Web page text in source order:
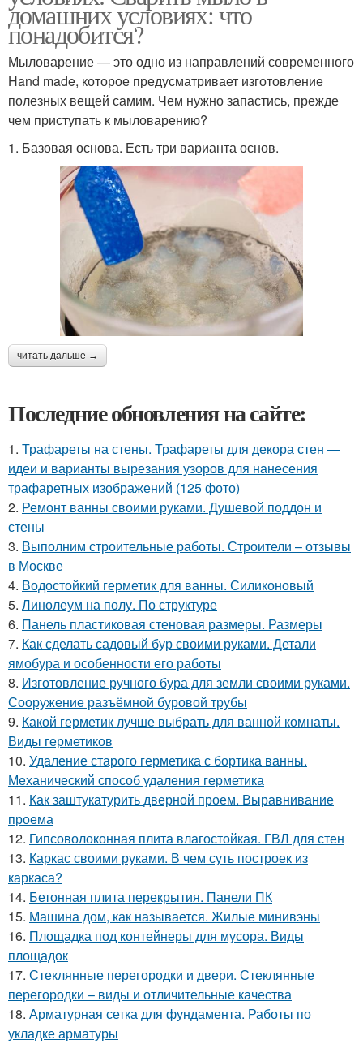
домашних условиях: что
понадобится?
Мыловарение — это одно из направлений современного
Hand made, которое предусматривает изготовление
полезных вещей самим. Чем нужно запастись, прежде
чем приступать к мыловарению?
1. Базовая основа. Есть три варианта основ.
читать дальше →
Последние обновления на сайте:
1. Трафареты на стены. Трафареты для декора стен —
идеи и варианты вырезания узоров для нанесения
трафаретных изображений (125 фото)
2. Ремонт ванны своими руками. Душевой поддон и
стены
3. Выполним строительные работы. Строители – отзывы
в Москве
4. Водостойкий герметик для ванны. Силиконовый
5. Линолеум на полу. По структуре
6. Панель пластиковая стеновая размеры. Размеры
7. Как сделать садовый бур своими руками. Детали
ямобура и особенности его работы
8. Изготовление ручного бура для земли своими руками.
Сооружение разъёмной буровой трубы
9. Какой герметик лучше выбрать для ванной комнаты.
Виды герметиков
10. Удаление старого герметика с бортика ванны.
Механический способ удаления герметика
11. Как заштукатурить дверной проем. Выравнивание
проема
12. Гипсоволоконная плита влагостойкая. ГВЛ для стен
13. Каркас своими руками. В чем суть построек из
каркаса?
14. Бетонная плита перекрытия. Панели ПК
15. Машина дом, как называется. Жилые минивэны
16. Площадка под контейнеры для мусора. Виды
площадок
17. Стеклянные перегородки и двери. Стеклянные
перегородки – виды и отличительные качества
18. Арматурная сетка для фундамента. Работы по
укладке арматуры